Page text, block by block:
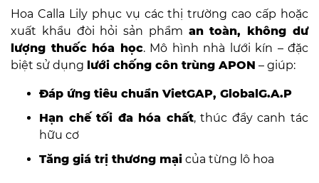
Hoa Calla Lily phục vụ các thị trường cao cấp hoặc
xuất khẩu đòi hỏi sản phẩm an toàn, không dư
lượng thuốc hóa học. Mô hình nhà lưới kín – đặc
biệt sử dụng lưới chống côn trùng APON – giúp:
Đáp ứng tiêu chuẩn VietGAP, GlobalG.A.P
Hạn chế tối đa hóa chất, thúc đẩy canh tác
hữu cơ
Tăng giá trị thương mại của từng lô hoa